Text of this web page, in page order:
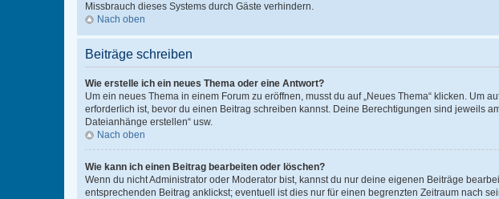
Missbrauch dieses Systems durch Gäste verhindern.
Nach oben
Beiträge schreiben
Wie erstelle ich ein neues Thema oder eine Antwort?
Um ein neues Thema in einem Forum zu eröffnen, musst du auf „Neues Thema“ klicken. Um
erforderlich ist, bevor du einen Beitrag schreiben kannst. Deine Berechtigungen sind jeweils
Dateianhänge erstellen“ usw.
Nach oben
Wie kann ich einen Beitrag bearbeiten oder löschen?
Wenn du nicht Administrator oder Moderator bist, kannst du nur deine eigenen Beiträge
entsprechenden Beitrag anklickst; eventuell ist dies nur für einen begrenzten Zeitraum nach